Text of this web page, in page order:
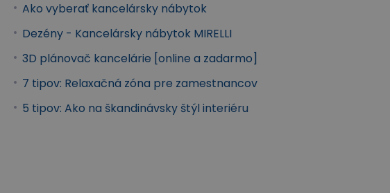
Ako vyberať kancelársky nábytok
Dezény - Kancelársky nábytok MIRELLI
3D plánovač kancelárie [online a zadarmo]
7 tipov: Relaxačná zóna pre zamestnancov
5 tipov: Ako na škandinávsky štýl interiéru